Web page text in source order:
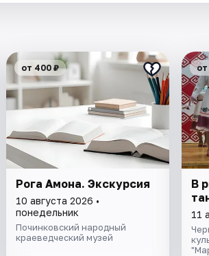
от 400 ₽
Рога Амона. Экскурсия
10 августа 2026 •
понедельник
Починковский народный
краеведческий музей
от
В
11